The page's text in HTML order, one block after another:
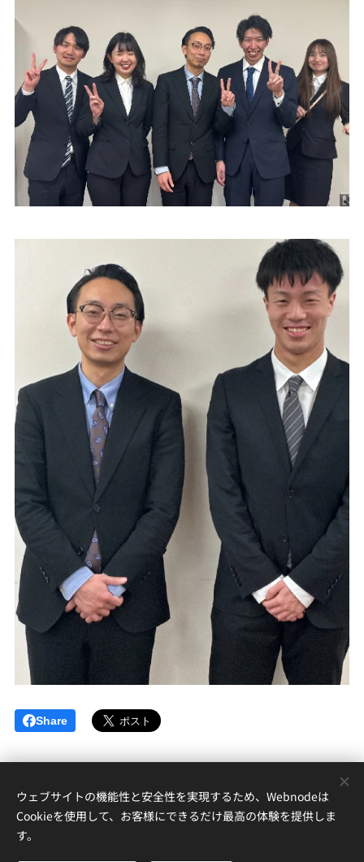
Share
CopyrightⒸ2022 Hokudai Mobility Lab. All rights reserved.
ウェブサイトの機能性と安全性を実現するため、Webnodeは
Cookieを使用して、お客様にできるだけ最高の体験を提供しま
す。